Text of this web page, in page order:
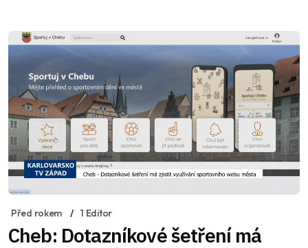
Před rokem 1 Editor
Cheb: Dotazníkové šetření má